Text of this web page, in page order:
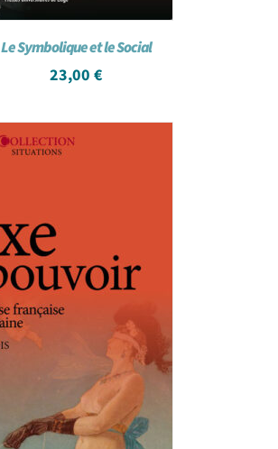
Le Symbolique et le Social
23,00 €